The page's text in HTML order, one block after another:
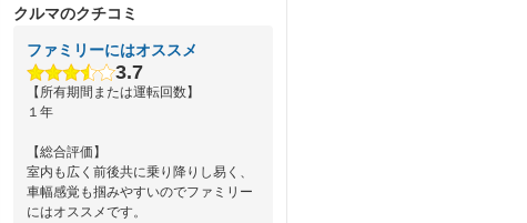
クルマのクチコミ
ファミリーにはオススメ
3.7
【所有期間または運転回数】
１年
【総合評価】
室内も広く前後共に乗り降りし易く、
車幅感覚も掴みやすいのでファミリー
にはオススメです。